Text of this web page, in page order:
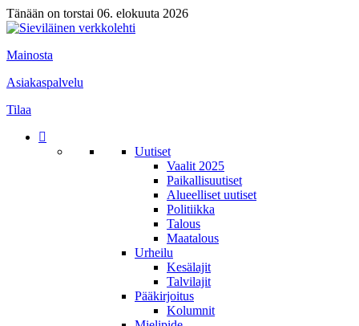
Tänään on torstai 06. elokuuta 2026
Mainosta
Asiakaspalvelu
Tilaa
Uutiset
Vaalit 2025
Paikallisuutiset
Alueelliset uutiset
Politiikka
Talous
Maatalous
Urheilu
Kesälajit
Talvilajit
Pääkirjoitus
Kolumnit